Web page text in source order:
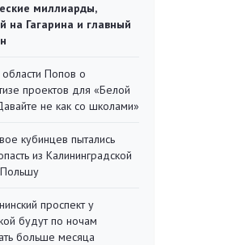
миллиарды,
на Гагарина и главный
Попов о
проектов для «Белой
не как со школами»
кубинцев пытались
из Калининградской
проспект у
будут по ночам
больше месяца